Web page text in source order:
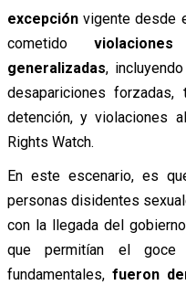
excepciónvigente desde
cometido
generalizadas,
desapariciones
detención, y violaciones
Rights Watch.
En este escenario, es
personas disidentes
con la llegada del
que permitían el
fundamentales, fueron